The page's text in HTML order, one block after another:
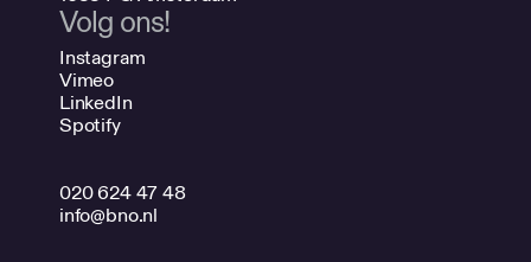
Volg ons!
Instagram
Vimeo
LinkedIn
Spotify
020 624 47 48
info@bno.nl